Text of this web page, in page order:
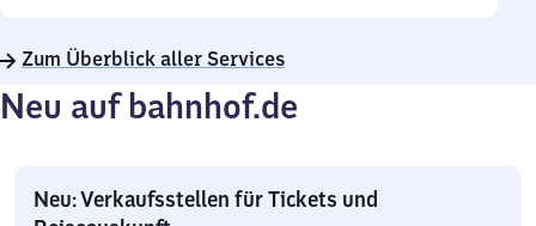
Zum Überblick aller Services
Neu auf bahnhof.de
Neu: Verkaufsstellen für Tickets und